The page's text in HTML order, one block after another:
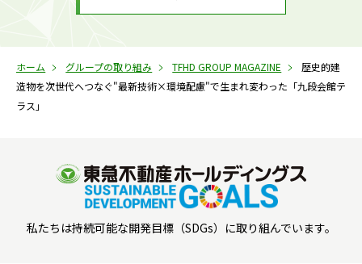
ホーム グループの取り組み TFHD GROUP MAGAZINE
歴史的建
造物を次世代へつなぐ"最新技術×環境配慮"で生まれ変わった「九段会館テ
ラス」
私たちは持続可能な開発目標（SDGs）に取り組んでいます。